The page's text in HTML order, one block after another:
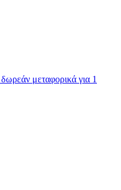
μεταφορικά για 1